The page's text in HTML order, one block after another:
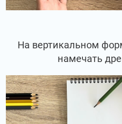
На вертикальном
намечать